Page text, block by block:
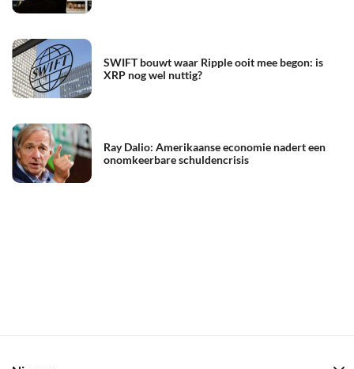
SWIFT bouwt waar Ripple ooit mee begon: is
XRP nog wel nuttig?
Ray Dalio: Amerikaanse economie nadert een
onomkeerbare schuldencrisis